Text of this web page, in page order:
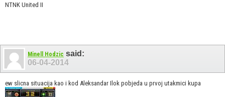
NTNK United II
Minell Hodzic said:
06-04-2014
ew slicna situacija kao i kod Aleksandar Ilok pobjeda u prvoj utakmici kupa